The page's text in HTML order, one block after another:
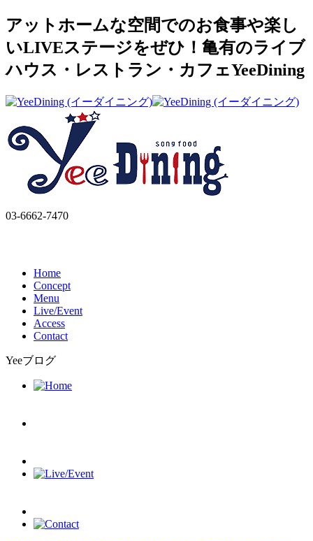
アットホームな空間でのお食事や楽し
いLIVEステージをぜひ！亀有のライブ
ハウス・レストラン・カフェYeeDining
03-6662-7470
Home
Concept
Menu
Live/Event
Access
Contact
Yeeブログ